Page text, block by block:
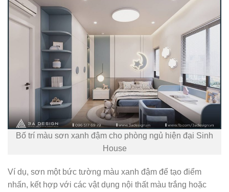
Bố trí màu sơn xanh đậm cho phòng ngủ hiện đại Sinh
House
Ví dụ, sơn một bức tường màu xanh đậm để tạo điểm
nhấn, kết hợp với các vật dụng nội thất màu trắng hoặc